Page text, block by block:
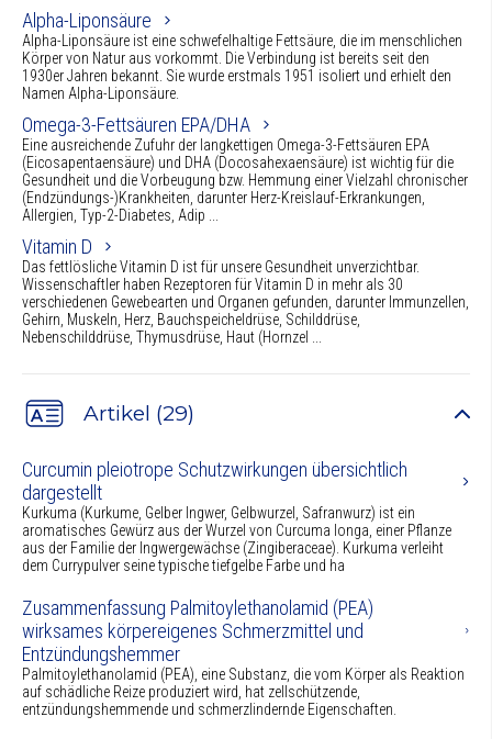
Alpha-Liponsäure
Alpha-Liponsäure ist eine schwefelhaltige Fettsäure, die im menschlichen
Körper von Natur aus vorkommt. Die Verbindung ist bereits seit den
1930er Jahren bekannt. Sie wurde erstmals 1951 isoliert und erhielt den
Namen Alpha-Liponsäure.
Omega-3-Fettsäuren EPA/DHA
Eine ausreichende Zufuhr der langkettigen Omega-3-Fettsäuren EPA
(Eicosapentaensäure) und DHA (Docosahexaensäure) ist wichtig für die
Gesundheit und die Vorbeugung bzw. Hemmung einer Vielzahl chronischer
(Endzündungs-)Krankheiten, darunter Herz-Kreislauf-Erkrankungen,
Allergien, Typ-2-Diabetes, Adip ...
Vitamin D
Das fettlösliche Vitamin D ist für unsere Gesundheit unverzichtbar.
Wissenschaftler haben Rezeptoren für Vitamin D in mehr als 30
verschiedenen Gewebearten und Organen gefunden, darunter Immunzellen,
Gehirn, Muskeln, Herz, Bauchspeicheldrüse, Schilddrüse,
Nebenschilddrüse, Thymusdrüse, Haut (Hornzel ...
Artikel (29)
Curcumin pleiotrope Schutzwirkungen übersichtlich
dargestellt
Kurkuma (Kurkume, Gelber Ingwer, Gelbwurzel, Safranwurz) ist ein
aromatisches Gewürz aus der Wurzel von Curcuma longa, einer Pflanze
aus der Familie der Ingwergewächse (Zingiberaceae). Kurkuma verleiht
dem Currypulver seine typische tiefgelbe Farbe und ha
Zusammenfassung Palmitoylethanolamid (PEA)
wirksames körpereigenes Schmerzmittel und
Entzündungshemmer
Palmitoylethanolamid (PEA), eine Substanz, die vom Körper als Reaktion
auf schädliche Reize produziert wird, hat zellschützende,
entzündungshemmende und schmerzlindernde Eigenschaften.